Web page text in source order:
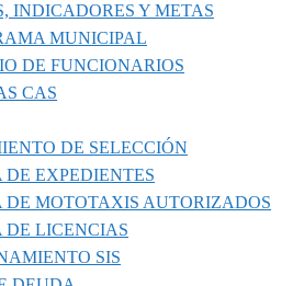
INDICADORES Y METAS
MUNICIPAL
DE FUNCIONARIOS
CAS
DE SELECCIÓN
DE EXPEDIENTES
DE MOTOTAXIS AUTORIZADOS
DE LICENCIAS
SIS